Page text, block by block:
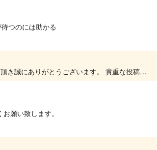
つのには助かる
いつもキッズユーエスランド 大阪泉佐野店をご利用頂き誠にありがとうございます。 貴重な投稿を頂きありがとうございます。 大変嬉しいお言葉をいただき、スタッフ一同、とても励みになります。...
願い致します。